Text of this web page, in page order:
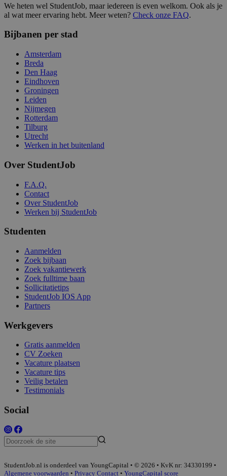
We heten wel StudentJob, maar iedereen is even welkom. Ook als je
al wat meer ervaring hebt. Meer weten? Check onze FAQ.
Bijbanen per stad
Amsterdam
Breda
Den Haag
Eindhoven
Groningen
Leiden
Nijmegen
Rotterdam
Tilburg
Utrecht
Werken in het buitenland
Over StudentJob
F.A.Q.
Contact
Over StudentJob
Werken bij StudentJob
Studenten
Aanmelden
Zoek bijbaan
Zoek vakantiewerk
Zoek fulltime baan
Sollicitatietips
StudentJob IOS App
Partners
Werkgevers
Gratis aanmelden
CV Zoeken
Vacature plaatsen
Vacature tips
Veilig betalen
Testimonials
Social
StudentJob.nl is onderdeel van YoungCapital • © 2026 • KvK nr: 34330199 •
Algemene voorwaarden • Privacy Contact • YoungCapital score